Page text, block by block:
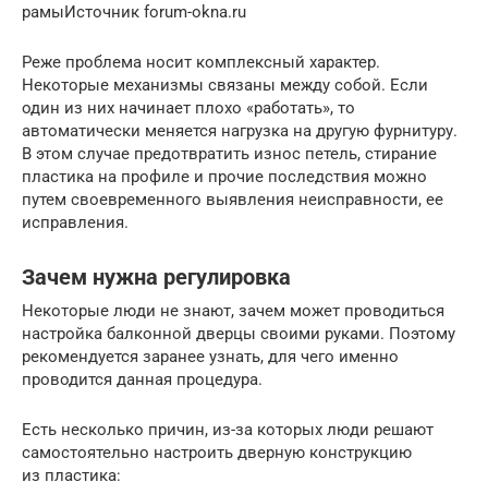
рамыИсточник forum-okna.ru
Реже проблема носит комплексный характер.
Некоторые механизмы связаны между собой. Если
один из них начинает плохо «работать», то
автоматически меняется нагрузка на другую фурнитуру.
В этом случае предотвратить износ петель, стирание
пластика на профиле и прочие последствия можно
путем своевременного выявления неисправности, ее
исправления.
Зачем нужна регулировка
Некоторые люди не знают, зачем может проводиться
настройка балконной дверцы своими руками. Поэтому
рекомендуется заранее узнать, для чего именно
проводится данная процедура.
Есть несколько причин, из-за которых люди решают
самостоятельно настроить дверную конструкцию
из пластика: